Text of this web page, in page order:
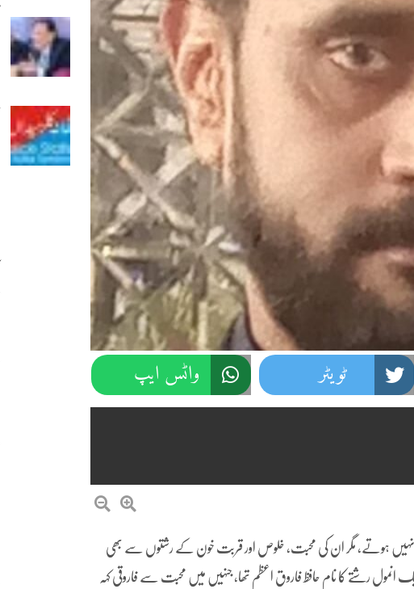
ٹویٹر واٹس ایپ
نہیں ہوتے، مگر ان کی محبت، خلوص اور قربت خون کے رشتوں سے بھی
رشتے کا نام حافظ فاروق اعظم تھا، جنہیں میں محبت سے فاروقی کہہ